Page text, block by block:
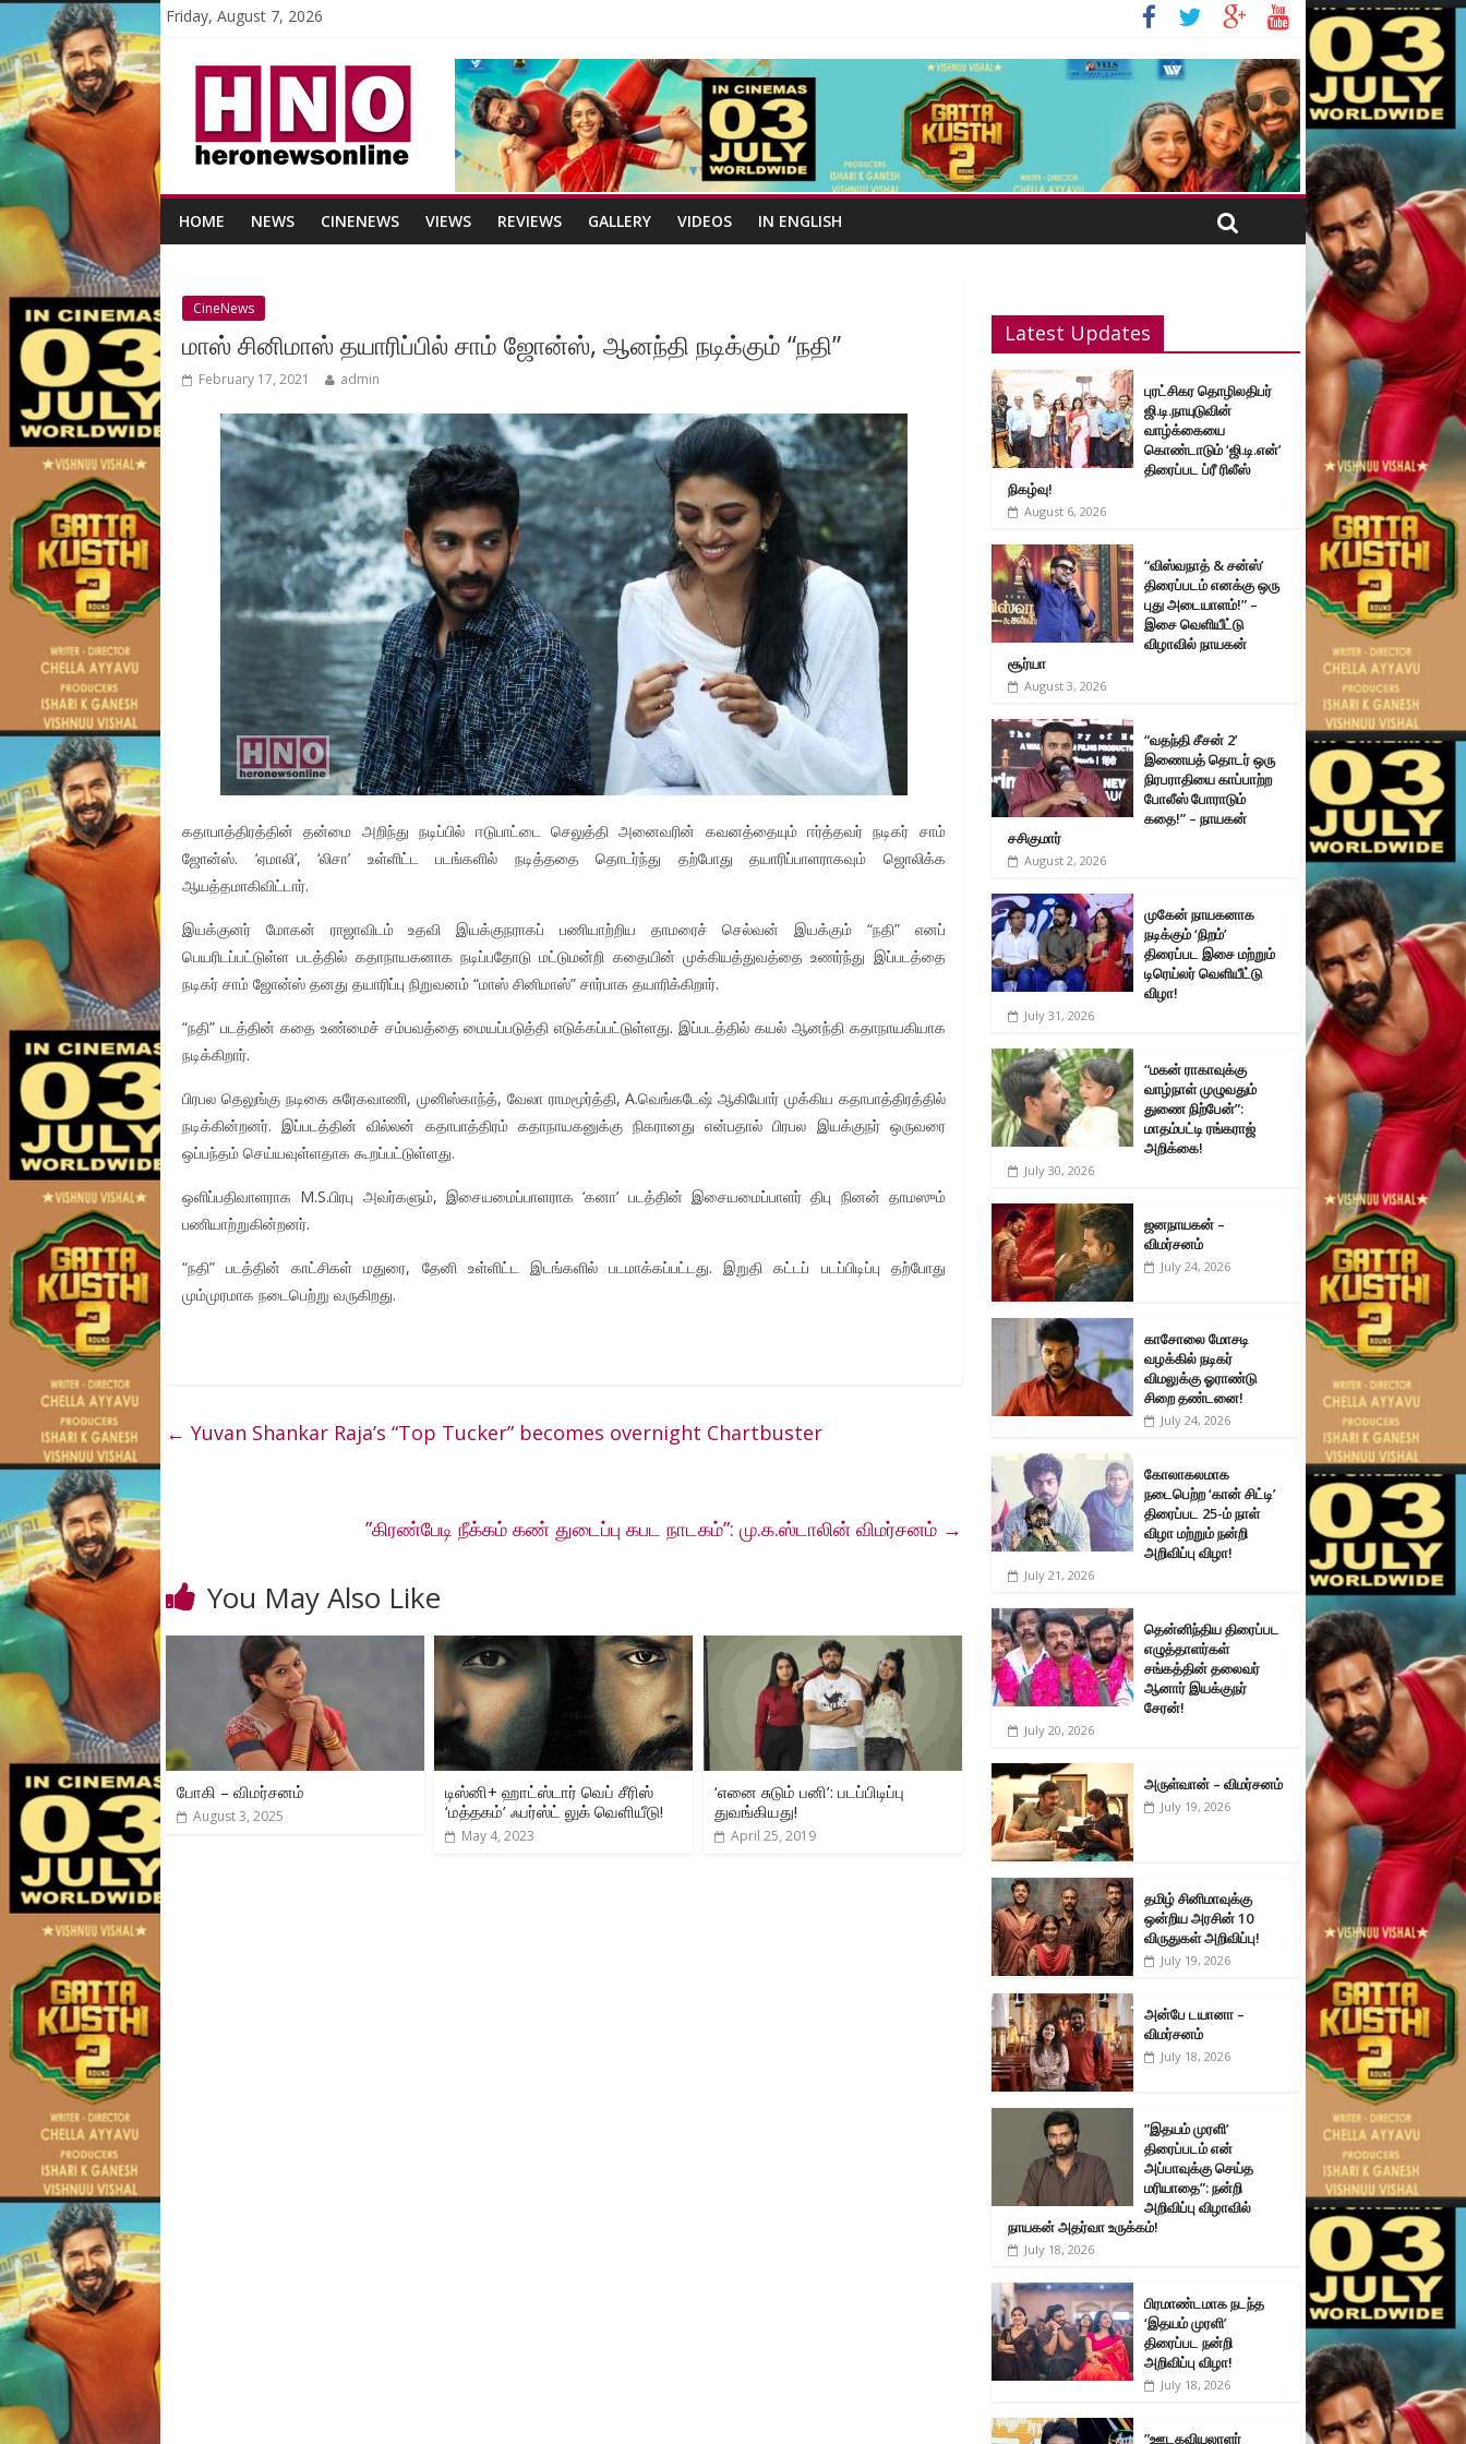
Friday, August 7, 2026
HOME NEWS CINENEWS VIEWS REVIEWS GALLERY VIDEOS IN ENGLISH
CineNews
மாஸ் சினிமாஸ் தயாரிப்பில் சாம் ஜோன்ஸ், ஆனந்தி நடிக்கும் “நதி”
February 17, 2021 admin
கதாபாத்திரத்தின் தன்மை அறிந்து நடிப்பில் ஈடுபாட்டை செலுத்தி அனைவரின் கவனத்தையும் ஈர்த்தவர் நடிகர் சாம்
ஜோன்ஸ். ‘ஏமாலி’, ‘லிசா’ உள்ளிட்ட படங்களில் நடித்ததை தொடர்ந்து தற்போது தயாரிப்பாளராகவும் ஜொலிக்க
ஆயத்தமாகிவிட்டார்.
இயக்குனர் மோகன் ராஜாவிடம் உதவி இயக்குநராகப் பணியாற்றிய தாமரைச் செல்வன் இயக்கும் “நதி” எனப்
பெயரிடப்பட்டுள்ள படத்தில் கதாநாயகனாக நடிப்பதோடு மட்டுமன்றி கதையின் முக்கியத்துவத்தை உணர்ந்து இப்படத்தை
நடிகர் சாம் ஜோன்ஸ் தனது தயாரிப்பு நிறுவனம் “மாஸ் சினிமாஸ்” சார்பாக தயாரிக்கிறார்.
“நதி” படத்தின் கதை உண்மைச் சம்பவத்தை மையப்படுத்தி எடுக்கப்பட்டுள்ளது. இப்படத்தில் கயல் ஆனந்தி கதாநாயகியாக
நடிக்கிறார்.
பிரபல தெலுங்கு நடிகை சுரேகவாணி, முனிஸ்காந்த், வேலா ராமமூர்த்தி, A.வெங்கடேஷ் ஆகியோர் முக்கிய கதாபாத்திரத்தில்
நடிக்கின்றனர். இப்படத்தின் வில்லன் கதாபாத்திரம் கதாநாயகனுக்கு நிகரானது என்பதால் பிரபல இயக்குநர் ஒருவரை
ஒப்பந்தம் செய்யவுள்ளதாக கூறப்பட்டுள்ளது.
ஒளிப்பதிவாளராக M.S.பிரபு அவர்களும், இசையமைப்பாளராக ‘கனா’ படத்தின் இசையமைப்பாளர் திபு நினன் தாமஸும்
பணியாற்றுகின்றனர்.
“நதி” படத்தின் காட்சிகள் மதுரை, தேனி உள்ளிட்ட இடங்களில் படமாக்கப்பட்டது. இறுதி கட்டப் படப்பிடிப்பு தற்போது
மும்முரமாக நடைபெற்று வருகிறது.
← Yuvan Shankar Raja’s “Top Tucker” becomes overnight Chartbuster
”கிரண்பேடி நீக்கம் கண் துடைப்பு கபட நாடகம்”: மு.க.ஸ்டாலின் விமர்சனம் →
You May Also Like
போகி – விமர்சனம்
August 3, 2025
டிஸ்னி+ ஹாட்ஸ்டார் வெப் சீரிஸ்
‘மத்தகம்’ ஃபர்ஸ்ட் லுக் வெளியீடு!
May 4, 2023
‘எனை சுடும் பனி’: படப்பிடிப்பு
துவங்கியது!
April 25, 2019
Latest Updates
புரட்சிகர தொழிலதிபர்
ஜி.டி.நாயுடுவின்
வாழ்க்கையை
கொண்டாடும் ‘ஜி.டி.என்’
திரைப்பட ப்ரீ ரிலீஸ்
நிகழ்வு!
August 6, 2026
“விஸ்வநாத் & சன்ஸ்’
திரைப்படம் எனக்கு ஒரு
புது அடையாளம்!” –
இசை வெளியீட்டு
விழாவில் நாயகன்
சூர்யா
August 3, 2026
“வதந்தி சீசன் 2’
இணையத் தொடர் ஒரு
நிரபராதியை காப்பாற்ற
போலீஸ் போராடும்
கதை!” – நாயகன்
சசிகுமார்
August 2, 2026
முகேன் நாயகனாக
நடிக்கும் ‘நிறம்’
திரைப்பட இசை மற்றும்
டிரெய்லர் வெளியீட்டு
விழா!
July 31, 2026
“மகன் ராகாவுக்கு
வாழ்நாள் முழுவதும்
துணை நிற்பேன்”:
மாதம்பட்டி ரங்கராஜ்
அறிக்கை!
July 30, 2026
ஜனநாயகன் –
விமர்சனம்
July 24, 2026
காசோலை மோசடி
வழக்கில் நடிகர்
விமலுக்கு ஓராண்டு
சிறை தண்டனை!
July 24, 2026
கோலாகலமாக
நடைபெற்ற ‘கான் சிட்டி’
திரைப்பட 25-ம் நாள்
விழா மற்றும் நன்றி
அறிவிப்பு விழா!
July 21, 2026
தென்னிந்திய திரைப்பட
எழுத்தாளர்கள்
சங்கத்தின் தலைவர்
ஆனார் இயக்குநர்
சேரன்!
July 20, 2026
அருள்வான் – விமர்சனம்
July 19, 2026
தமிழ் சினிமாவுக்கு
ஒன்றிய அரசின் 10
விருதுகள் அறிவிப்பு!
July 19, 2026
அன்பே டயானா –
விமர்சனம்
July 18, 2026
”இதயம் முரளி’
திரைப்படம் என்
அப்பாவுக்கு செய்த
மரியாதை”: நன்றி
அறிவிப்பு விழாவில்
நாயகன் அதர்வா உருக்கம்!
July 18, 2026
பிரமாண்டமாக நடந்த
‘இதயம் முரளி’
திரைப்பட நன்றி
அறிவிப்பு விழா!
July 18, 2026
”ஊடகவியலாளர்